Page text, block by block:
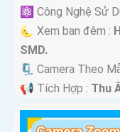
⚛️ Công Nghệ Sử
🌜 Xem ban đêm :
SMD.
🗜️ Camera Theo
️📢 Tích Hợp : Thu